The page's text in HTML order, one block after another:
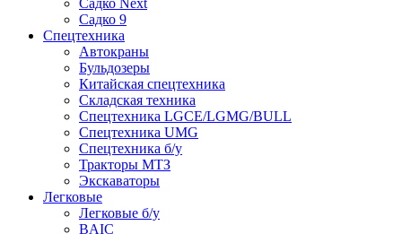
Садко Next
Садко 9
Спецтехника
Автокраны
Бульдозеры
Китайская спецтехника
Складская техника
Спецтехника LGCE/LGMG/BULL
Спецтехника UMG
Спецтехника б/у
Тракторы МТЗ
Экскаваторы
Легковые
Легковые б/у
BAIC